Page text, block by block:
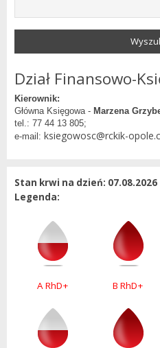
Dział Finansowo-
Kierownik:
Główna Księgowa - Marzena
tel.: 77 44 13 805;
e-mail: ksiegowosc@rckik-
Stan krwi na dzień: 07.08.2026
Legenda:
A RhD+ B RhD+